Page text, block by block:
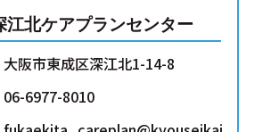
江北ケアプランセンター
大阪市東成区深江北1-14-8
06-6977-8010